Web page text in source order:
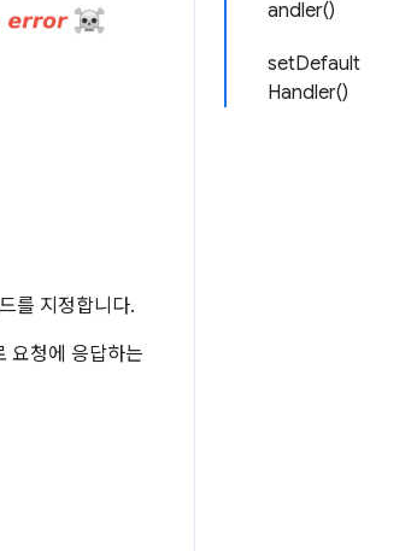
andler()
setDefault
Handler()
를 지정합니다.
요청에 응답하는